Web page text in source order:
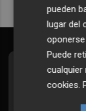
pueden
lugar del
Puede
cookies.